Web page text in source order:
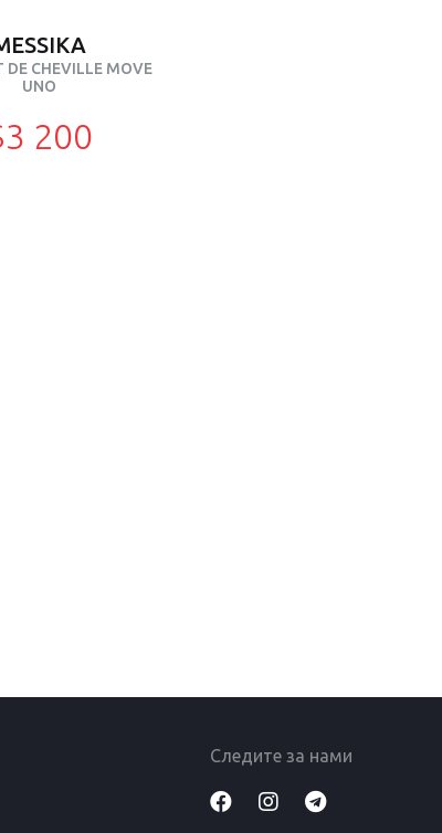
DE CHEVILLE MOVE
UNO
200
Следите за нами